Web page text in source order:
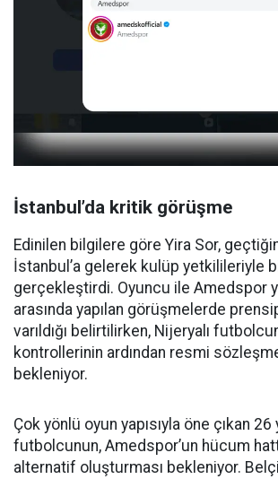
İstanbul’da kritik görüşme
Edinilen bilgilere göre Yira Sor,
İstanbul’a gelerek kulüp yetkilileriyle
gerçekleştirdi. Oyuncu ile Amedspor
arasında yapılan görüşmelerde
varıldığı belirtilirken, Nijeryalı
kontrollerinin ardından resmi
bekleniyor.
Çok yönlü oyun yapısıyla öne çıkan 26
futbolcunun, Amedspor’un hücum
alternatif oluşturması bekleniyor.